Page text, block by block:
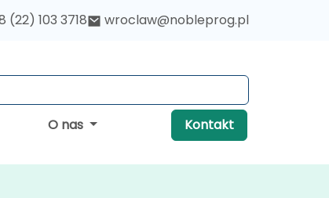
(22) 103 3718 wroclaw@nobleprog.pl
O nas Kontakt